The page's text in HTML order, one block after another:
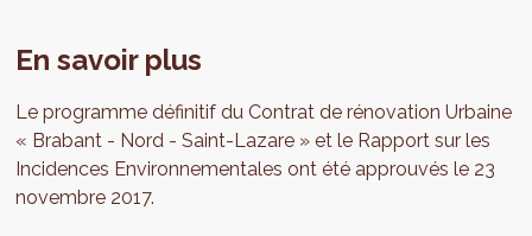
En savoir plus
Le programme définitif du Contrat de rénovation Urbaine
« Brabant - Nord - Saint-Lazare » et le Rapport sur les
Incidences Environnementales ont été approuvés le 23
novembre 2017.